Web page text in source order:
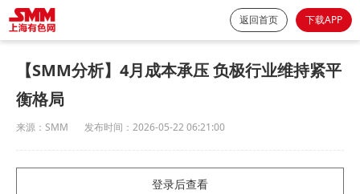
返回首页 下载APP
【SMM分析】4月成本承压 负极行业维持紧平
衡格局
来源： SMM 发布时间： 2026-05-22 06:21:00
登录后查看